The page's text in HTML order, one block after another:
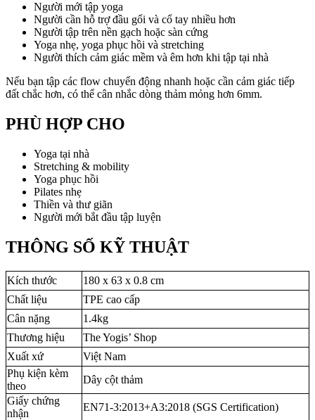
Người mới tập yoga
Người cần hỗ trợ đầu gối và cổ tay nhiều hơn
Người tập trên nền gạch hoặc sàn cứng
Yoga nhẹ, yoga phục hồi và stretching
Người thích cảm giác mềm và êm hơn khi tập tại nhà
Nếu bạn tập các flow chuyển động nhanh hoặc cần cảm giác tiếp
đất chắc hơn, có thể cân nhắc dòng thảm mỏng hơn 6mm.
PHÙ HỢP CHO
Yoga tại nhà
Stretching & mobility
Yoga phục hồi
Pilates nhẹ
Thiền và thư giãn
Người mới bắt đầu tập luyện
THÔNG SỐ KỸ THUẬT
Kích thước
180 x 63 x 0.8 cm
Chất liệu
TPE cao cấp
Cân nặng
1.4kg
Thương hiệu
The Yogis’ Shop
Xuất xứ
Việt Nam
Phụ kiện kèm
theo
Dây cột thảm
Giấy chứng
nhận
EN71-3:2013+A3:2018 (SGS Certification)